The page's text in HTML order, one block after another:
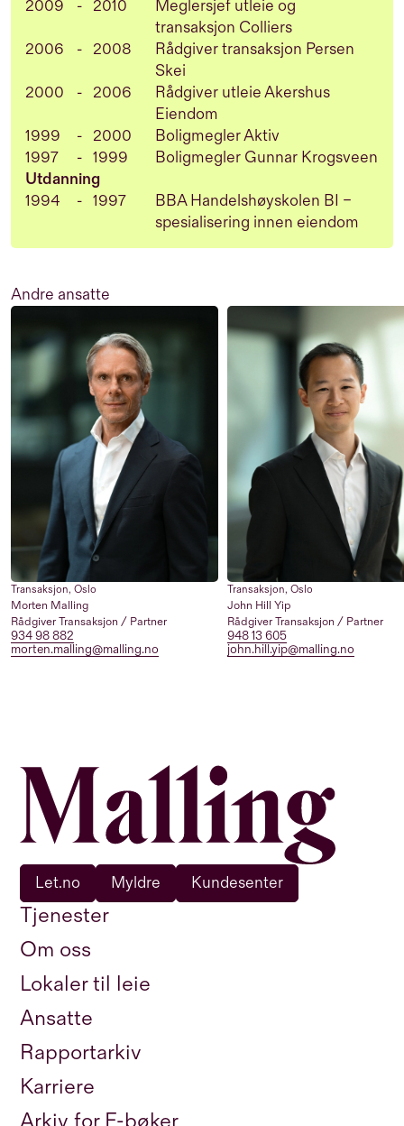
2009
- 2010
Meglersjef utleie og
transaksjon Colliers
2006
- 2008
Rådgiver transaksjon Persen
Skei
2000
- 2006
Rådgiver utleie Akershus
Eiendom
1999
- 2000
Boligmegler Aktiv
1997
- 1999
Boligmegler Gunnar Krogsveen
Utdanning
1994
- 1997
BBA Handelshøyskolen BI –
spesialisering innen eiendom
Andre ansatte
Transaksjon, Oslo
Morten Malling
Rådgiver Transaksjon / Partner
934 98 882
morten.malling@malling.no
Transaksjon, Oslo
John Hill Yip
Rådgiver Transaksjon / Partner
948 13 605
john.hill.yip@malling.no
Tjenester
Om oss
Lokaler til leie
Ansatte
Rapportarkiv
Karriere
Let.no Myldre Kundesenter